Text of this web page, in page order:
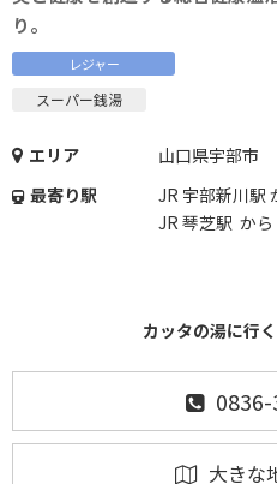
り。
レジャー
スーパー銭湯
エリア
山口県宇部市
最寄り駅
JR 宇部新川駅
JR 琴芝駅 か
カッタの湯に行
大きな